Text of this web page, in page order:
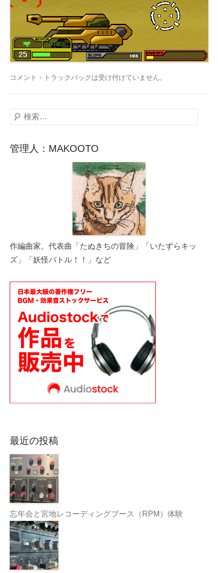
コメント・トラックバックは受け付けていません。
検
管理人：MAKOOTO
作編曲家。代表曲「たぬきちの冒険」「いたずらキッ
ズ」「妖怪バトル！！」など
最近の投稿
忘年会と宮地レコーディングブース（RPM）体験